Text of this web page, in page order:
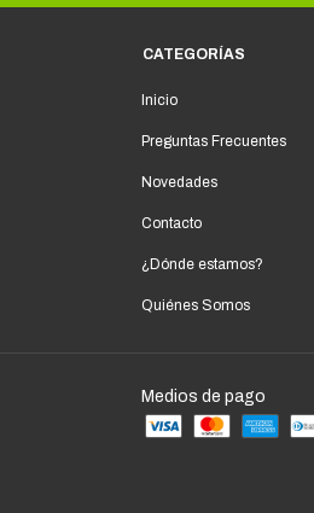
CATEGORÍAS
Inicio
Preguntas Frecuentes
Novedades
Contacto
¿Dónde estamos?
Quiénes Somos
Medios de pago